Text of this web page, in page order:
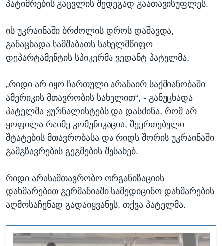
პატიმრების გაცვლის შედეგად გაათავისუფლეს.
ის უკრაინაში ბრძოლის დროს დაშავდა,
განაცხადა სამშაბათს სახელმწიფო
დეპარტამენტის სპიკერმა ვედანტ პატელმა.
„რიდი არ იყო ჩართული არანაირ საქმიანობაში
ამერიკის მთავრობის სახელით“, - განუცხადა
პატელმა ჟურნალისტებს და დასძინა, რომ არ
ყოფილა რაიმე კომუნიკაცია, შეერთებული
შტატების მთავრობასა და რიდს შორის უკრაინაში
გამგზავრების გეგმების შესახებ.
რიდი არასამთავრობო ორგანიზაციის
დახმარებით გერმანიაში სამედიცინო დახმარების
აღმოსაჩენად გადაიყვანეს, თქვა პატელმა.